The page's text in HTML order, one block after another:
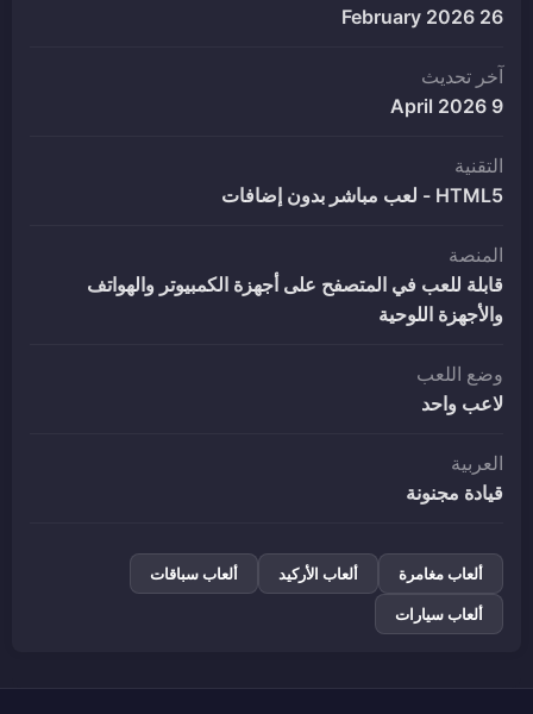
26 February 2026
آخر تحديث
9 April 2026
التقنية
HTML5 - لعب مباشر بدون إضافات
المنصة
قابلة للعب في المتصفح على أجهزة الكمبيوتر والهواتف
والأجهزة اللوحية
وضع اللعب
لاعب واحد
العربية
قيادة مجنونة
ألعاب مغامرة ألعاب الأركيد ألعاب سباقات
ألعاب سيارات